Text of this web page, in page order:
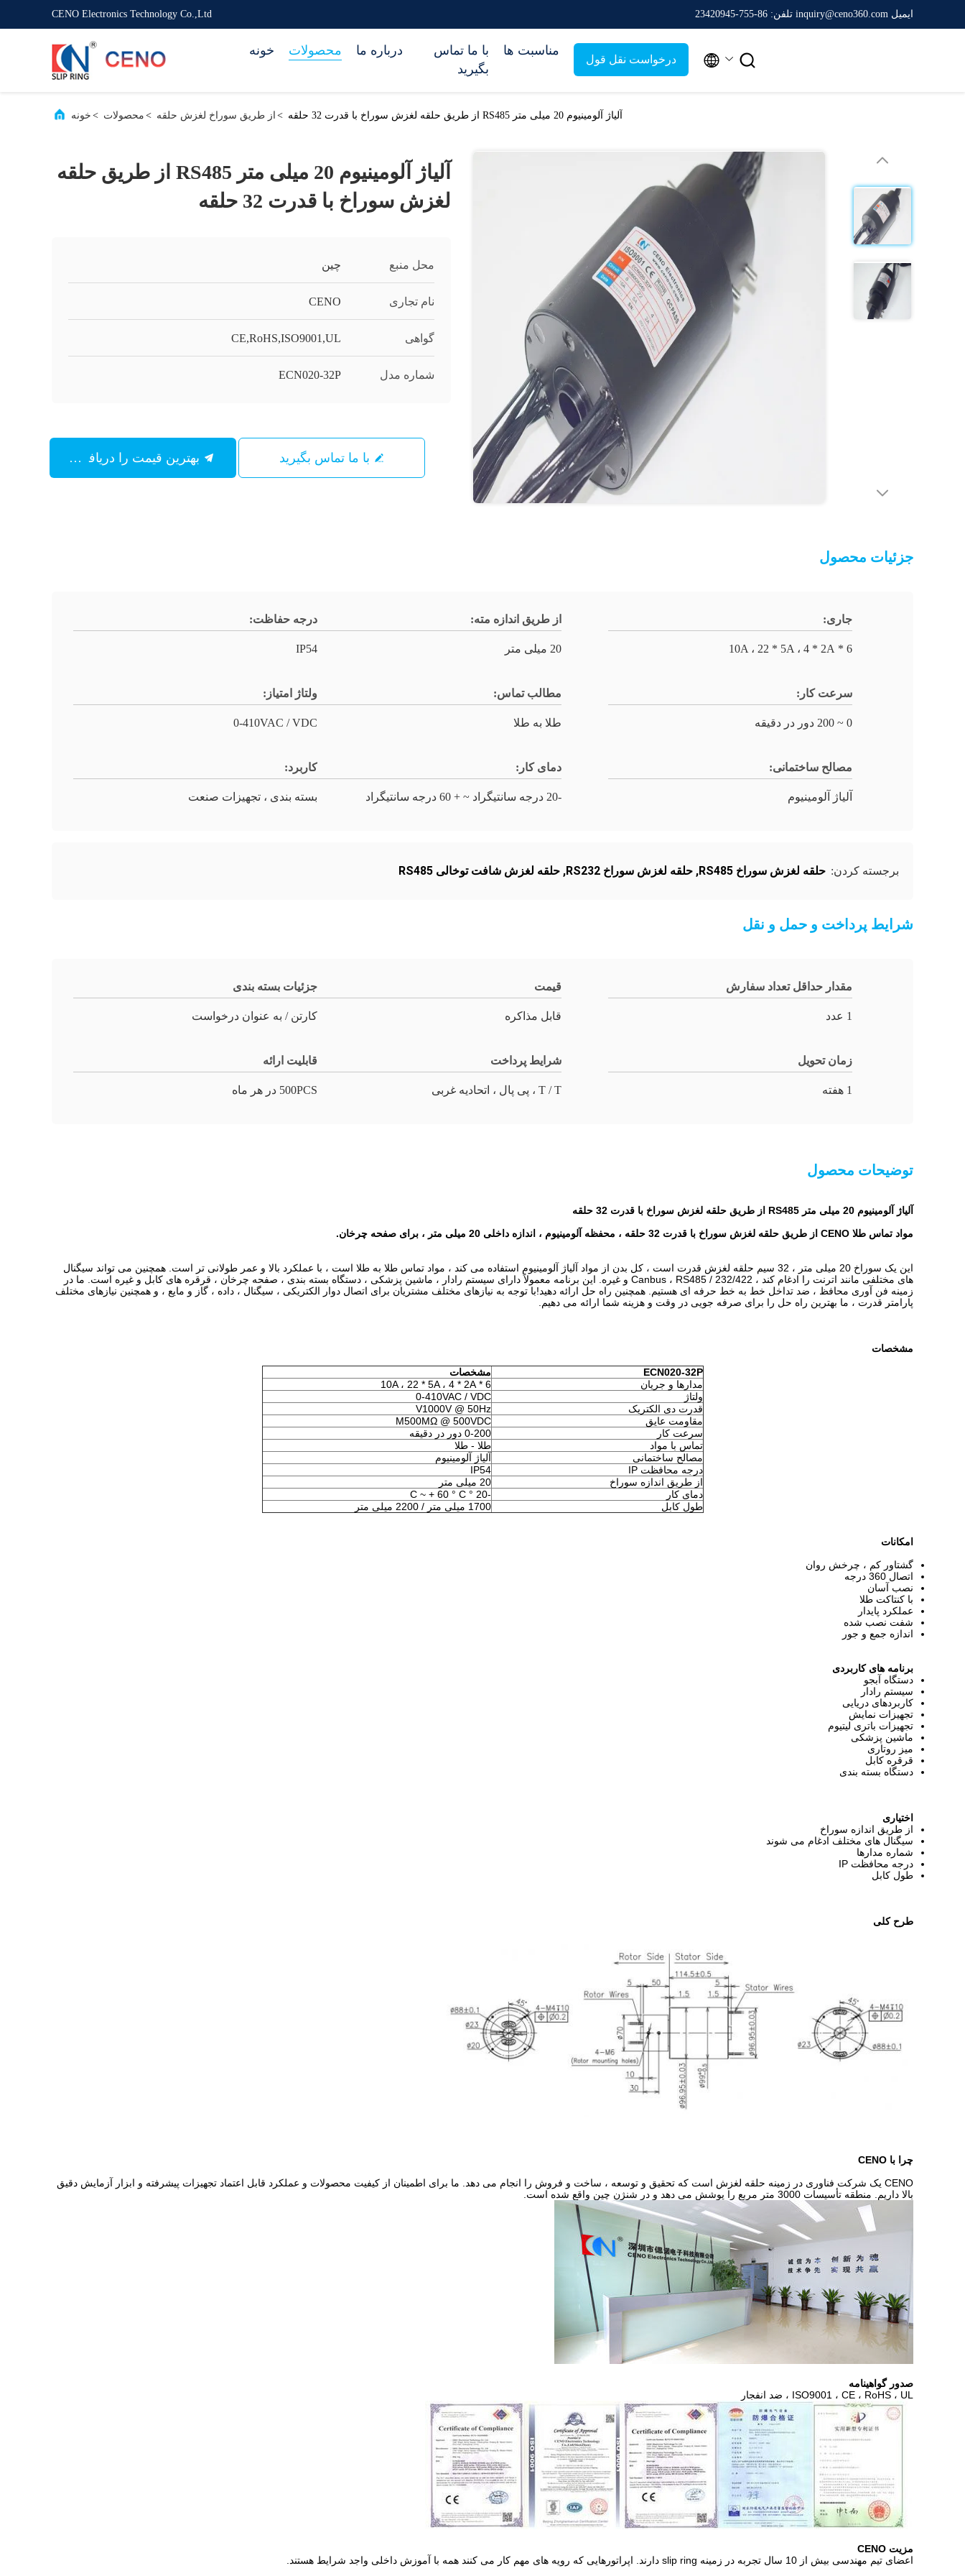
CENO Electronics Technology Co.,Ltd ایمیل inquiry@ceno360.com تلفن: 86-755-23420945
خونه محصولات درباره ما
با ما تماس
بگیرید
مناسبت ها
درخواست نقل قول  
خونه > محصولات > از طریق سوراخ لغزش حلقه > آلیاژ آلومینیوم 20 میلی متر RS485 از طریق حلقه لغزش سوراخ با قدرت 32 حلقه
آلیاژ آلومینیوم 20 میلی متر RS485 از طریق حلقه
لغزش سوراخ با قدرت 32 حلقه
محل منبع چین
نام تجاری CENO
گواهی CE,RoHS,ISO9001,UL
شماره مدل ECN020-32P
با ما تماس بگیرید
جزئیات محصول
جاری:
6 * 10A ، 22 * ​​5A ، 4 * 2A
از طریق اندازه مته:
20 میلی متر
درجه حفاظت:
IP54
سرعت کار:
0 ~ 200 دور در دقیقه
مطالب تماس:
طلا به طلا
ولتاژ امتیاز:
0-410VAC / VDC
مصالح ساختمانی:
آلیاژ آلومینیوم
دمای کار:
-20 درجه سانتیگراد ~ + 60 درجه سانتیگراد
کاربرد:
بسته بندی ، تجهیزات صنعت
برجسته کردن: حلقه لغزش سوراخ RS485 , حلقه لغزش سوراخ RS232 , حلقه لغزش شافت توخالی RS485
شرایط پرداخت و حمل و نقل
مقدار حداقل تعداد سفارش
1 عدد
قیمت
قابل مذاکره
جزئیات بسته بندی
کارتن / به عنوان درخواست
زمان تحویل
1 هفته
شرایط پرداخت
T / T ، پی پال ، اتحادیه غربی
قابلیت ارائه
500PCS در هر ماه
توضیحات محصول
آلیاژ آلومینیوم 20 میلی متر RS485 از طریق حلقه لغزش سوراخ با قدرت 32 حلقه
مواد تماس طلا CENO از طریق حلقه لغزش سوراخ با قدرت 32 حلقه ، محفظه آلومینیوم ، اندازه داخلی 20 میلی متر ، برای صفحه چرخان.
این یک سوراخ 20 میلی متر ، 32 سیم حلقه لغزش قدرت است ، کل بدن از مواد آلیاژ آلومینیوم استفاده می کند ، مواد تماس طلا به طلا است ، با عملکرد بالا و عمر طولانی تر است. همچنین می تواند سیگنال
های مختلفی مانند اترنت را ادغام کند ، Canbus ، RS485 / 232/422 و غیره. این برنامه معمولاً دارای سیستم رادار ، ماشین پزشکی ، دستگاه بسته بندی ، صفحه چرخان ، قرقره های کابل و غیره است. ما در
زمینه فن آوری محافظ ، ضد تداخل خط به خط حرفه ای هستیم. همچنین راه حل ارائه دهید!با توجه به نیازهای مختلف مشتریان برای اتصال دوار الکتریکی ، سیگنال ، داده ، گاز و مایع ، و همچنین نیازهای مختلف
پارامتر قدرت ، ما بهترین راه حل را برای صرفه جویی در وقت و هزینه شما ارائه می دهیم.
مشخصات
ECN020-32P
مشخصات
مدارها و جریان
6 * 10A ، 22 * ​​5A ، 4 * 2A
ولتاژ
0-410VAC / VDC
قدرت دی الکتریک
V1000V @ 50Hz
مقاومت عایق
M500MΩ @ 500VDC
سرعت کار
0-200 دور در دقیقه
تماس با مواد
طلا - طلا
مصالح ساختمانی
آلیاژ آلومینیوم
درجه محافظت IP
IP54
از طریق اندازه سوراخ
20 میلی متر
دمای کار
-20 ° C ~ + 60 ° C
طول کابل
1700 میلی متر / 2200 میلی متر
امکانات
گشتاور کم ، چرخش روان
اتصال 360 درجه
نصب آسان
با کنتاکت طلا
عملکرد پایدار
شفت نصب شده
اندازه جمع و جور
برنامه های کاربردی
دستگاه آبجو
سیستم رادار
کاربردهای دریایی
تجهیزات نمایش
تجهیزات باتری لیتیوم
ماشین پزشکی
میز روتاری
قرقره کابل
دستگاه بسته بندی
اختیاری
از طریق اندازه سوراخ
سیگنال های مختلف ادغام می شوند
شماره مدارها
درجه محافظت IP
طول کابل
طرح کلی
چرا با CENO
CENO یک شرکت فناوری در زمینه حلقه لغزش است که تحقیق و توسعه ، ساخت و فروش را انجام می دهد. ما برای اطمینان از کیفیت محصولات و عملکرد قابل اعتماد تجهیزات پیشرفته و ابزار آزمایش دقیق
بالا داریم. منطقه تأسیسات 3000 متر مربع را پوشش می دهد و در شنژن چین واقع شده است.
صدور گواهینامه
ISO9001 ، CE ، RoHS ، UL ، ضد انفجار
مزیت CENO
اعضای تیم مهندسی بیش از 10 سال تجربه در زمینه slip ring دارند. اپراتورهایی که رویه های مهم کار می کنند همه با آموزش داخلی واجد شرایط هستند.